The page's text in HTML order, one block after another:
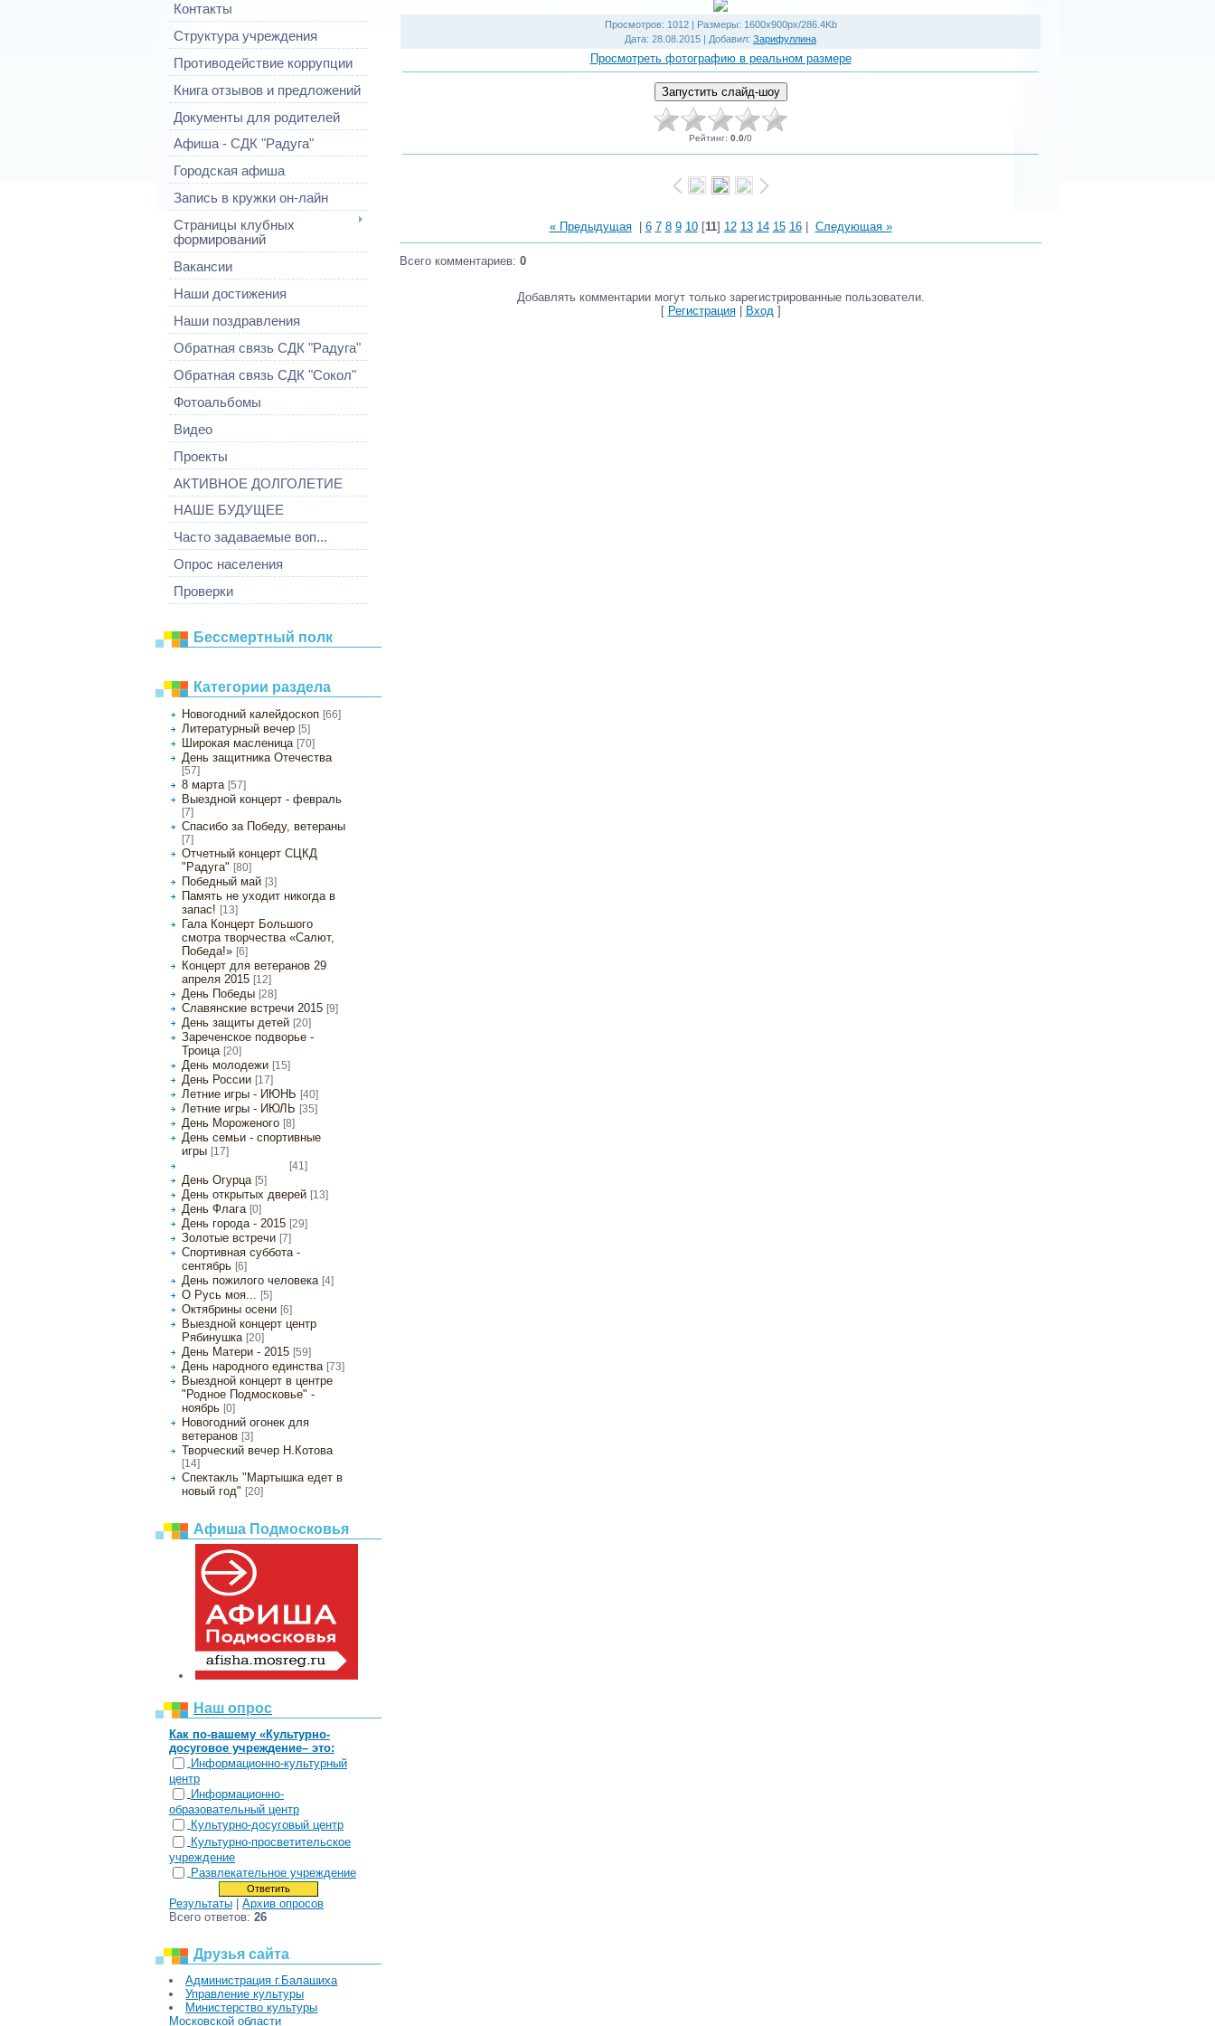
Контакты
Структура учреждения
Противодействие коррупции
Книга отзывов и предложений
Документы для родителей
Афиша - СДК "Радуга"
Городская афиша
Запись в кружки он-лайн
Страницы клубных
формирований
Вакансии
Наши достижения
Наши поздравления
Обратная связь СДК "Радуга"
Обратная связь СДК "Сокол"
Фотоальбомы
Видео
Проекты
АКТИВНОЕ ДОЛГОЛЕТИЕ
НАШЕ БУДУЩЕЕ
Часто задаваемые воп...
Опрос населения
Проверки
Бессмертный полк
Категории раздела
Новогодний калейдоскоп [66]
Литературный вечер [5]
Широкая масленица [70]
День защитника Отечества
[57]
8 марта [57]
Выездной концерт - февраль
[7]
Спасибо за Победу, ветераны
[7]
Отчетный концерт СЦКД
"Радуга" [80]
Победный май [3]
Память не уходит никогда в
запас! [13]
Гала Концерт Большого
смотра творчества «Салют,
Победа!» [6]
Концерт для ветеранов 29
апреля 2015 [12]
День Победы [28]
Славянские встречи 2015 [9]
День защиты детей [20]
Зареченское подворье -
Троица [20]
День молодежи [15]
День России [17]
Летние игры - ИЮНЬ [40]
Летние игры - ИЮЛЬ [35]
День Мороженого [8]
День семьи - спортивные
игры [17]
[41]
День Огурца [5]
День открытых дверей [13]
День Флага [0]
День города - 2015 [29]
Золотые встречи [7]
Спортивная суббота -
сентябрь [6]
День пожилого человека [4]
О Русь моя... [5]
Октябрины осени [6]
Выездной концерт центр
Рябинушка [20]
День Матери - 2015 [59]
День народного единства [73]
Выездной концерт в центре
"Родное Подмосковье" -
ноябрь [0]
Новогодний огонек для
ветеранов [3]
Творческий вечер Н.Котова
[14]
Спектакль "Мартышка едет в
новый год" [20]
Афиша Подмосковья
Наш опрос
Как по-вашему «Культурно-
досуговое учреждение– это:
Информационно-культурный
центр
Информационно-
образовательный центр
Культурно-досуговый центр
Культурно-просветительское
учреждение
Развлекательное учреждение
Результаты
Архив опросов
Всего ответов: 26
Друзья сайта
Администрация г.Балашиха
Управление культуры
Министерство культуры
Московской области
Просмотров: 1012 | Размеры: 1600x900px/286.4Kb
Дата: 28.08.2015 | Добавил: Зарифуллина
Просмотреть фотографию в реальном размере
Рейтинг: 0.0/0
« Предыдущая| 6 7 8 9 10[11] 12 13 14 15 16| Следующая »
Всего комментариев: 0
Добавлять комментарии могут только зарегистрированные пользователи.
[ Регистрация| Вход ]